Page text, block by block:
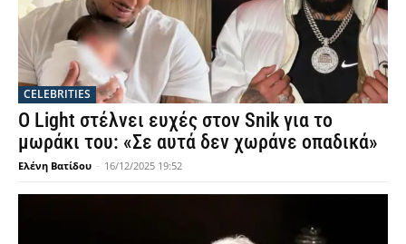
CELEBRITIES
Ο Light στέλνει ευχές στον Snik για το
μωράκι του: «Σε αυτά δεν χωράνε οπαδικά»
Ελένη Βατίδου - 16/12/2025 19:52